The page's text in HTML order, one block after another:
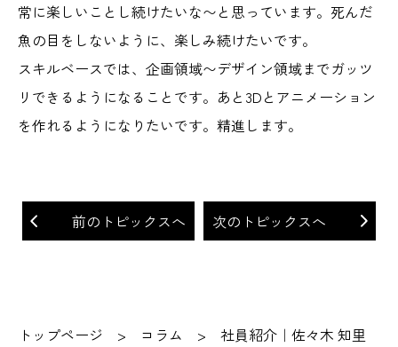
常に楽しいことし続けたいな〜と思っています。死んだ
魚の目をしないように、楽しみ続けたいです。
スキルベースでは、企画領域〜デザイン領域までガッツ
リできるようになることです。あと3Dとアニメーション
を作れるようになりたいです。精進します。
前のトピックスへ 次のトピックスへ
トップページ > コラム > 社員紹介｜佐々木 知里